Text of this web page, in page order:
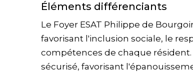
Éléments différenciants
Le Foyer ESAT Philippe de
favorisant l'inclusion sociale, le
compétences de chaque
sécurisé, favorisant